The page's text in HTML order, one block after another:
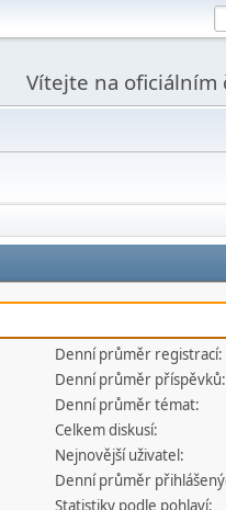
Vítejte na oficiálním
Denní průměr registrací:
Denní průměr příspěvků:
Denní průměr témat:
Celkem diskusí:
Nejnovější uživatel:
Denní průměr
Statistiky podle pohlaví: